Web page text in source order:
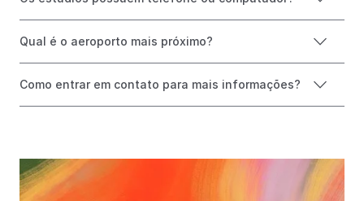
Qual é o aeroporto mais próximo?
Como entrar em contato para mais informações?